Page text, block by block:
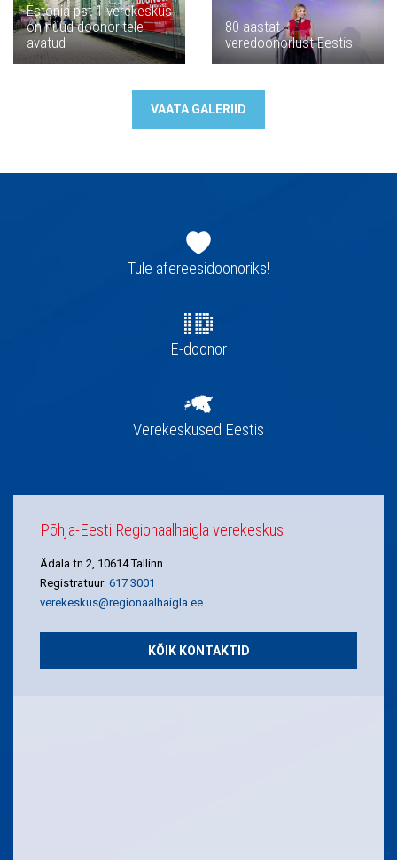
Estonia pst 1 verekeskus
on nüüd doonoritele
avatud
80 aastat
veredoonorlust Eestis
VAATA GALERIID
navigatsioonTule afereesidoonoriks!
E-doonor
Verekeskused Eestis
Põhja-Eesti Regionaalhaigla verekeskus
Ädala tn 2, 10614 Tallinn
Registratuur: 617 3001
verekeskus@regionaalhaigla.ee
KÕIK KONTAKTID